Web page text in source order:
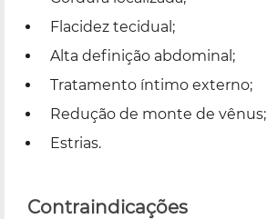
Flacidez tecidual;
Alta definição abdominal;
Tratamento íntimo externo;
Redução de monte de vênus;
Estrias.
Contraindicações